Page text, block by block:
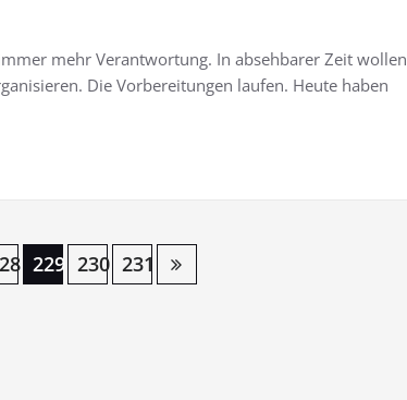
mehr Verantwortung. In absehbarer Zeit wollen
Die Vorbereitungen laufen. Heute haben
229 230 231